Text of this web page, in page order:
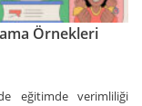
Örnekleri
eğitimde verimliliği